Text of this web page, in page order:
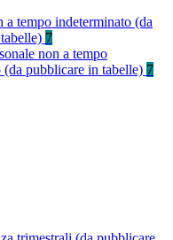
a tempo indeterminato (da
7
non a tempo
(da pubblicare in tabelle) 7